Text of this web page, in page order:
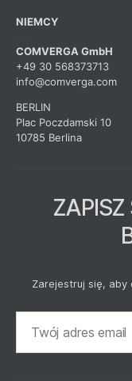
NIEMCY
COMVERGA GmbH
+49 30 568373713
info@comverga.com
BERLIN
Plac Poczdamski 10
10785 Berlina
ZAPISZ
Zarejestruj się, aby